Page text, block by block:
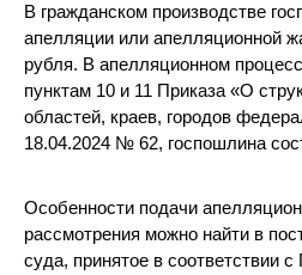
В гражданском производстве
апелляции или апелляционной
рубля. В апелляционном
пунктам 10 и 11 Приказа «О
областей, краев, городов
18.04.2024 № 62, госпошлина
Особенности подачи
рассмотрения можно найти в
суда, принятое в соответствии